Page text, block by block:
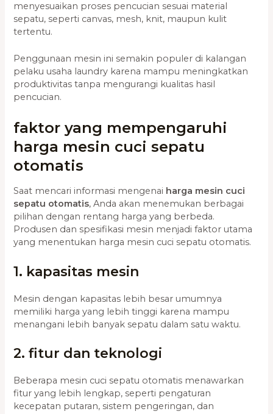
menyesuaikan proses pencucian sesuai material
sepatu, seperti canvas, mesh, knit, maupun kulit
tertentu.
Penggunaan mesin ini semakin populer di kalangan
pelaku usaha laundry karena mampu meningkatkan
produktivitas tanpa mengurangi kualitas hasil
pencucian.
faktor yang mempengaruhi
harga mesin cuci sepatu
otomatis
Saat mencari informasi mengenai harga mesin cuci
sepatu otomatis, Anda akan menemukan berbagai
pilihan dengan rentang harga yang berbeda.
Produsen dan spesifikasi mesin menjadi faktor utama
yang menentukan harga mesin cuci sepatu otomatis.
1. kapasitas mesin
Mesin dengan kapasitas lebih besar umumnya
memiliki harga yang lebih tinggi karena mampu
menangani lebih banyak sepatu dalam satu waktu.
2. fitur dan teknologi
Beberapa mesin cuci sepatu otomatis menawarkan
fitur yang lebih lengkap, seperti pengaturan
kecepatan putaran, sistem pengeringan, dan